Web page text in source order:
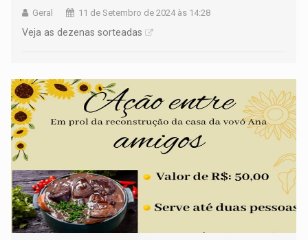
Geral 11 de Setembro de 2024 às 14:28
Veja as dezenas sorteadas